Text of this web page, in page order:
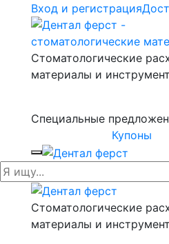
Вход и регистрация
Стоматологические
материалы и
Специальные
Купоны
Стоматологические
материалы и